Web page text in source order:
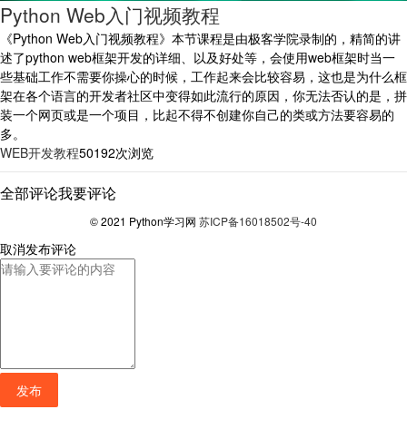
Python Web入门视频教程
《Python Web入门视频教程》本节课程是由极客学院录制的，精简的讲
述了python web框架开发的详细、以及好处等，会使用web框架时当一
些基础工作不需要你操心的时候，工作起来会比较容易，这也是为什么框
架在各个语言的开发者社区中变得如此流行的原因，你无法否认的是，拼
装一个网页或是一个项目，比起不得不创建你自己的类或方法要容易的
多。
WEB开发教程50192次浏览
全部评论我要评论
© 2021 Python学习网 苏ICP备16018502号-40
取消发布评论
发布